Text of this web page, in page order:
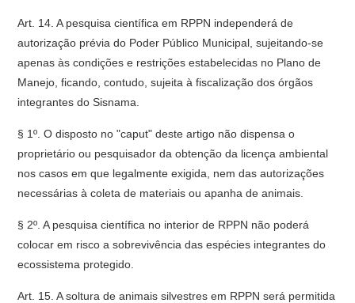
Art. 14. A pesquisa científica em RPPN independerá de
autorização prévia do Poder Público Municipal, sujeitando-se
apenas às condições e restrições estabelecidas no Plano de
Manejo, ficando, contudo, sujeita à fiscalização dos órgãos
integrantes do Sisnama.
§ 1º. O disposto no "caput" deste artigo não dispensa o
proprietário ou pesquisador da obtenção da licença ambiental
nos casos em que legalmente exigida, nem das autorizações
necessárias à coleta de materiais ou apanha de animais.
§ 2º. A pesquisa científica no interior de RPPN não poderá
colocar em risco a sobrevivência das espécies integrantes do
ecossistema protegido.
Art. 15. A soltura de animais silvestres em RPPN será permitida